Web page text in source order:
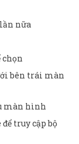
nữa
chọn
bên trái màn
màn hình
truy cập bộ